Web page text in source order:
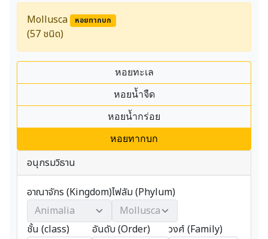
หอย
หอย
หอย
บูรพา
ละภูมิปัญญา
เรียนรู้
Mollusca หอยทากบก
(57 ชนิด)
หอยทะเล
หอยน้ำจืด
หอยน้ำกร่อย
หอยทากบก
อนุกรมวิธาน
อาณาจักร (Kingdom)ไฟลัม (Phylum)
ชั้น (class)
อันดับ (Order)
วงศ์ (Family)